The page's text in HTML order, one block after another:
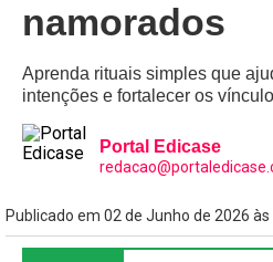
namorados
Aprenda rituais simples que
intenções e fortalecer os
Portal Edicase
Publicado em 02 de Junho de 2026 às